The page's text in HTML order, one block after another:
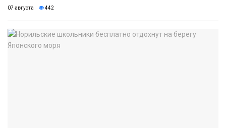
07 августа 442